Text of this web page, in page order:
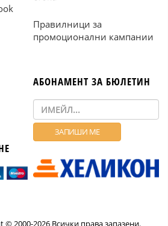
Правилници за
промоционални кампании
АБОНАМЕНТ ЗА БЮЛЕТИН
© 2000-2026 Всички права запазени.